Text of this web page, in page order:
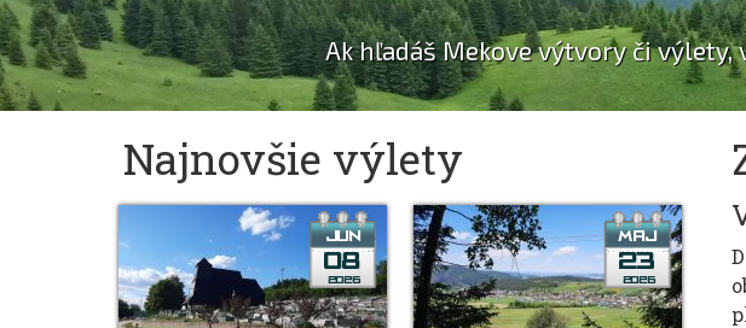
Ak hľadáš Mekovevýtvoryčivýlety,
Najnovšie výlety